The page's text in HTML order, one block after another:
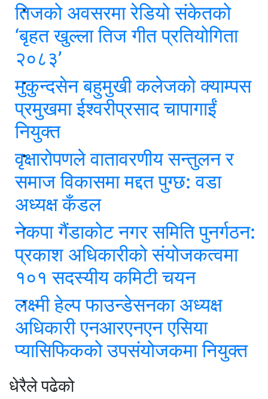
तिजको अवसरमा रेडियो संकेतको
‘बृहत खुल्ला तिज गीत प्रतियोगिता
२०८३’
मुकुन्दसेन बहुमुखी कलेजको क्याम्पस
प्रमुखमा ईश्वरीप्रसाद चापागाईं
नियुक्त
वृक्षारोपणले वातावरणीय सन्तुलन र
समाज विकासमा मद्दत पुग्छ: वडा
अध्यक्ष कँडल
नेकपा गैंडाकोट नगर समिति पुनर्गठन:
प्रकाश अधिकारीको संयोजकत्वमा
१०१ सदस्यीय कमिटी चयन
लक्ष्मी हेल्प फाउन्डेसनका अध्यक्ष
अधिकारी एनआरएनएन एसिया
प्यासिफिकको उपसंयोजकमा नियुक्त
धेरैले पढेको